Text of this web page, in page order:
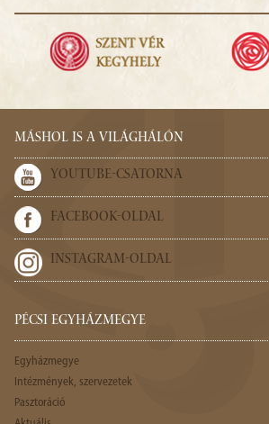
MÁSHOL IS A VILÁGHÁLÓN
YOUTUBE-CSATORNA
FACEBOOK-OLDAL
INSTAGRAM-OLDAL
PÉCSI EGYHÁZMEGYE
Egyházmegye
Intézmények, szervezetek
Pasztoráció